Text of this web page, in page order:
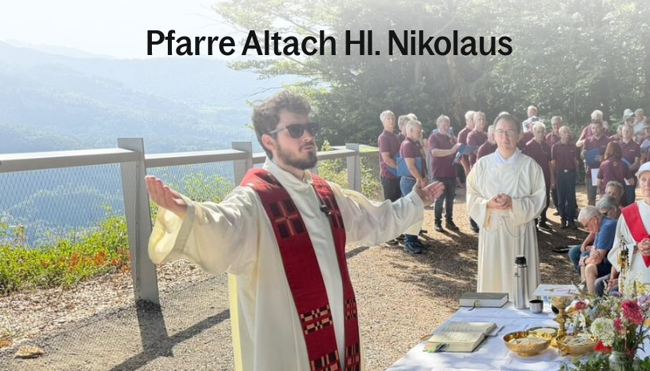
Pfarre Altach Hl. Nikolaus